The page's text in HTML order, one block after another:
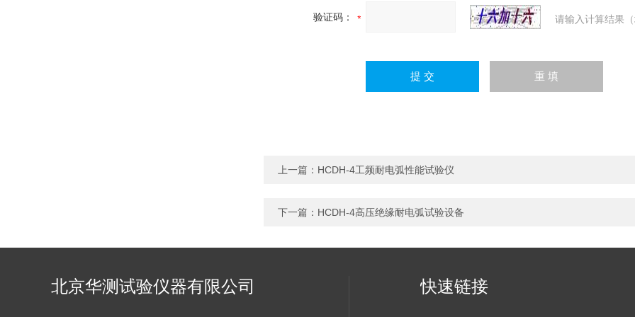
验证码： 请输入计算结果
上一篇： HCDH-4工频耐电弧性能试验仪
下一篇： HCDH-4高压绝缘耐电弧试验设备
北京华测试验仪器有限公司 快速链接